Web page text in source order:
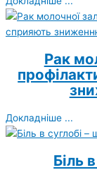
Рак
Докладніше ...
Біль